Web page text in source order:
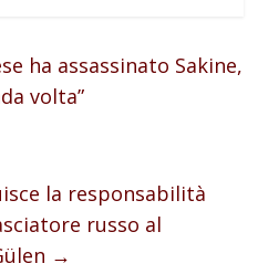
ha assassinato Sakine,
volta”
la responsabilità
russo al
→